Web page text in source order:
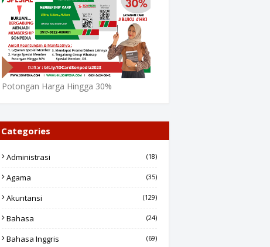
Potongan Harga Hingga 30%
Categories
Administrasi (18)
Agama (35)
Akuntansi (129)
Bahasa (24)
Bahasa Inggris (69)